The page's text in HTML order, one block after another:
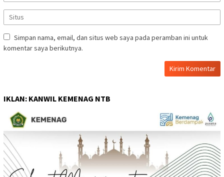
Simpan nama, email, dan situs web saya pada peramban ini untuk
komentar saya berikutnya.
IKLAN: KANWIL KEMENAG NTB